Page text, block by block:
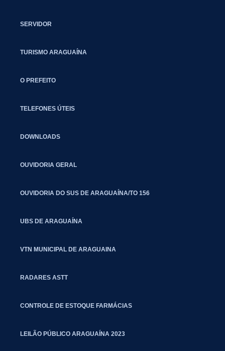
SERVIDOR
TURISMO ARAGUAÍNA
O PREFEITO
TELEFONES ÚTEIS
DOWNLOADS
OUVIDORIA GERAL
OUVIDORIA DO SUS DE ARAGUAÍNA/TO 156
UBS DE ARAGUAÍNA
VTN MUNICIPAL DE ARAGUAINA
RADARES ASTT
CONTROLE DE ESTOQUE FARMÁCIAS
LEILÃO PÚBLICO ARAGUAÍNA 2023